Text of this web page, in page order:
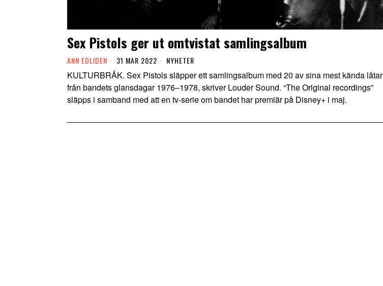
Sex Pistols ger ut omtvistat samlingsalbum
ANN EDLIDEN 31 MAR 2022 NYHETER
KULTURBRÅK. Sex Pistols släpper ett samlingsalbum med 20 av sina mest kända låtar
från bandets glansdagar 1976–1978, skriver Louder Sound. “The Original recordings”
släpps i samband med att en tv-serie om bandet har premiär på Disney+ i maj.